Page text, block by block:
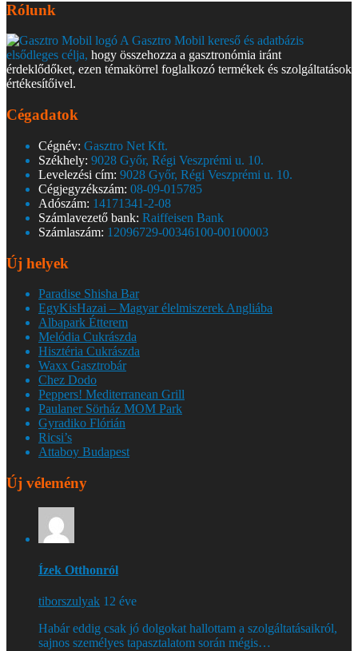
Rólunk
A Gasztro Mobil kereső és adatbázis
elsődleges célja, hogy összehozza a gasztronómia iránt
érdeklődőket, ezen témakörrel foglalkozó termékek és szolgáltatások
értékesítőivel.
Cégadatok
Cégnév: Gasztro Net Kft.
Székhely: 9028 Győr, Régi Veszprémi u. 10.
Levelezési cím: 9028 Győr, Régi Veszprémi u. 10.
Cégjegyzékszám: 08-09-015785
Adószám: 14171341-2-08
Számlavezető bank: Raiffeisen Bank
Számlaszám: 12096729-00346100-00100003
Új helyek
Paradise Shisha Bar
EgyKisHazai – Magyar élelmiszerek Angliába
Albapark Étterem
Melódia Cukrászda
Hisztéria Cukrászda
Waxx Gasztrobár
Chez Dodo
Peppers! Mediterranean Grill
Paulaner Sörház MOM Park
Gyradiko Flórián
Ricsi’s
Attaboy Budapest
Új vélemény
Ízek Otthonról
tiborszulyak 12 éve
Habár eddig csak jó dolgokat hallottam a szolgáltatásaikról,
sajnos személyes tapasztalatom során mégis…